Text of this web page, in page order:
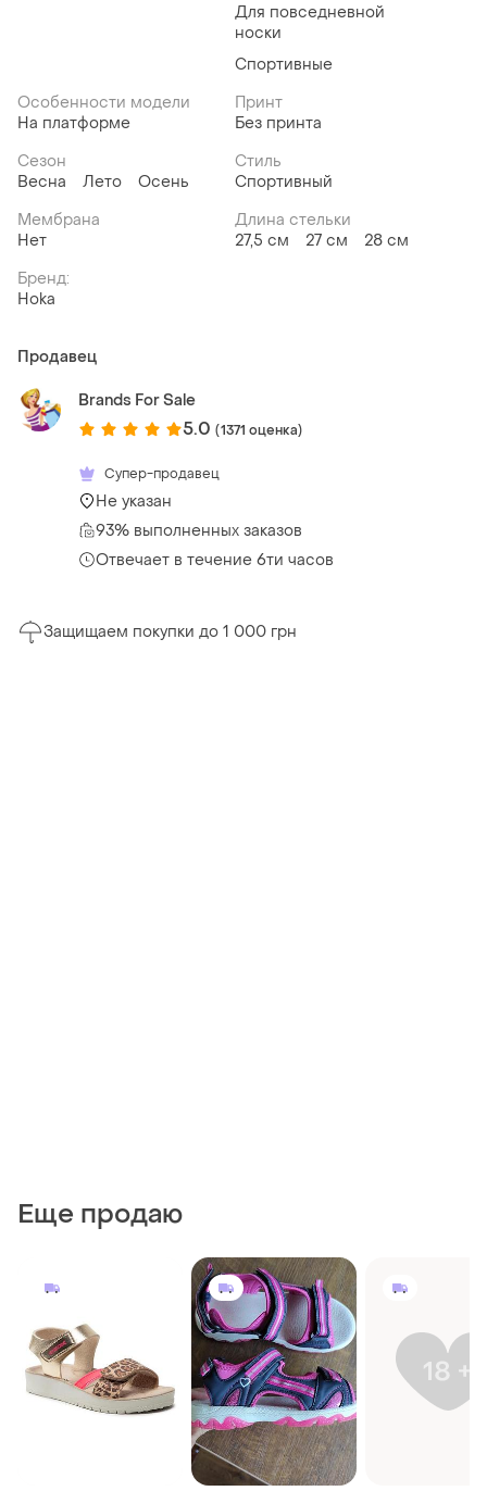
Для повседневной
носки
Спортивные
Особенности модели
На платформе
Принт
Без принта
Сезон
Весна
Лето Осень
Стиль
Спортивный
Мембрана
Нет
Длина стельки
27,5 см
27 см
28 см
Бренд:
Hoka
Продавец
Brands For Sale
5.0 (1371 оценка)
Супер-продавец
Не указан
93% выполненных заказов
Отвечает в течение 6ти часов
Защищаем покупки до 1 000 грн
Еще продаю